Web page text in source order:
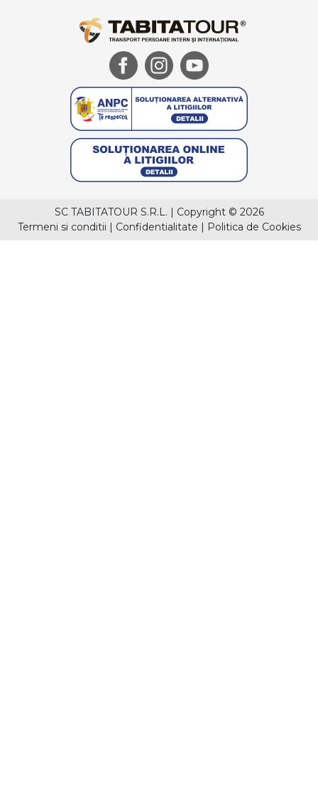
SC TABITATOUR S.R.L. | Copyright © 2026
Termeni si conditii | Confidentialitate | Politica de Cookies